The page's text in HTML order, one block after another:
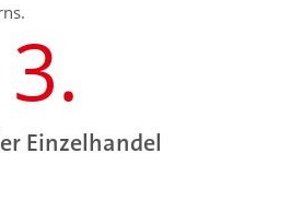
3.
Einzelhandel